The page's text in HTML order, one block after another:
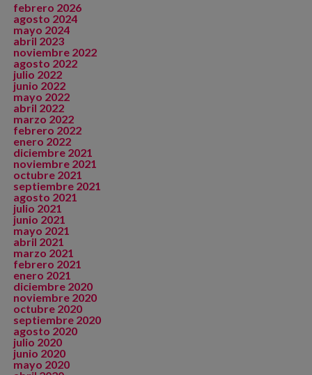
febrero 2026
agosto 2024
mayo 2024
abril 2023
noviembre 2022
agosto 2022
julio 2022
junio 2022
mayo 2022
abril 2022
marzo 2022
febrero 2022
enero 2022
diciembre 2021
noviembre 2021
octubre 2021
septiembre 2021
agosto 2021
julio 2021
junio 2021
mayo 2021
abril 2021
marzo 2021
febrero 2021
enero 2021
diciembre 2020
noviembre 2020
octubre 2020
septiembre 2020
agosto 2020
julio 2020
junio 2020
mayo 2020